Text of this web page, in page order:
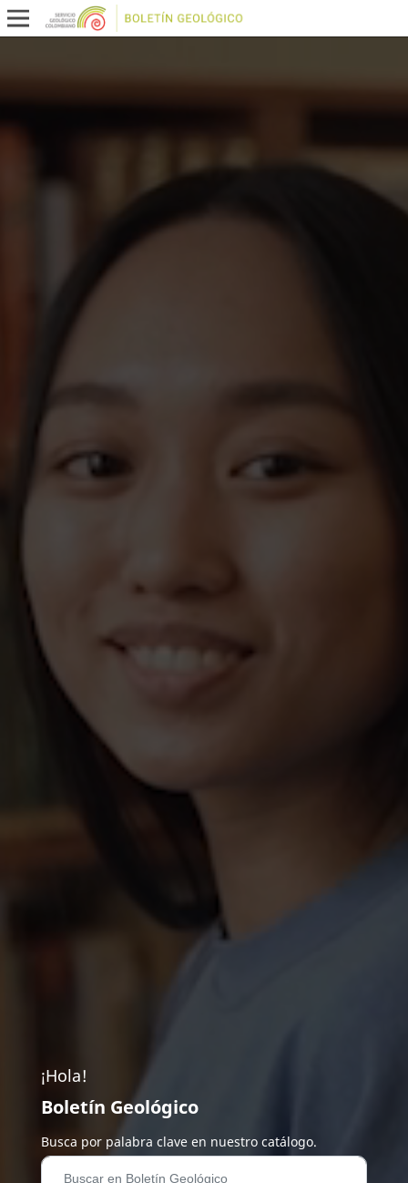
¡Hola!
Boletín Geológico
Busca por palabra clave en nuestro catálogo.